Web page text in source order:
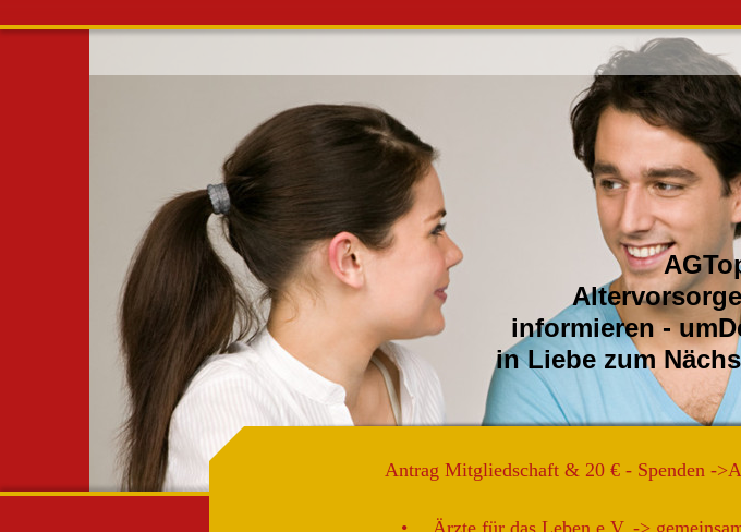
Altervorsorge G
informieren -
in Liebe zum
Antrag Mitgliedschaft & 20 € - Spenden -